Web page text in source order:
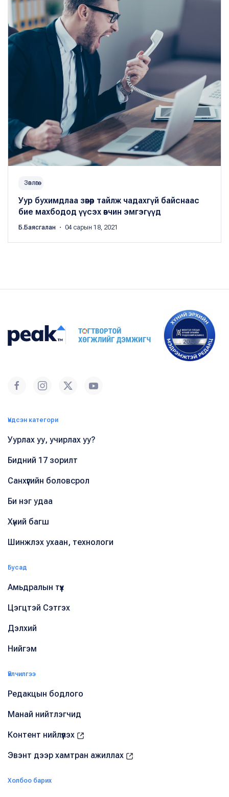
Зөвлөгөө
Уур бухимдлаа зөвөөр тайлж чадахгүй байснаас
бие махбодод үүсэх өвчин эмгэгүүд
Б.Баясгалан ・ 04 сарын 18, 2021
Үндсэн категори
Уурлах уу, учирлах уу?
Бидний 17 зорилт
Санхүүгийн боловсрол
Би нэг удаа
Хүний багш
Шинжлэх ухаан, технологи
Бусад
Амьдралын түүх
Цэгцтэй Сэтгэх
Дэлхий
Нийгэм
Үйлчилгээ
Редакцын бодлого
Манай нийтлэгчид
Контент нийлүүлэх
Эвэнт дээр хамтран ажиллах
Холбоо барих